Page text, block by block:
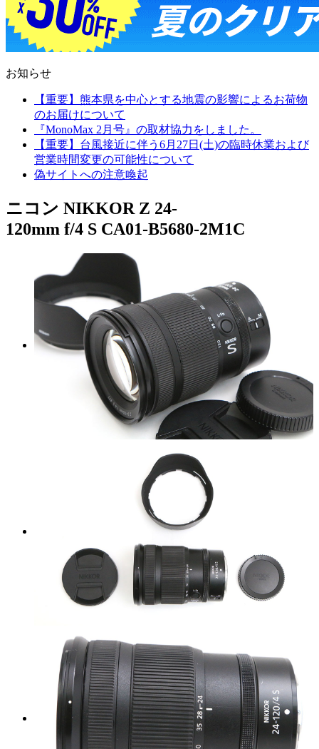
お知らせ
【重要】熊本県を中心とする地震の影響によるお荷物
のお届けについて
『MonoMax 2月号』の取材協力をしました。
【重要】台風接近に伴う6月27日(土)の臨時休業および
営業時間変更の可能性について
偽サイトへの注意喚起
ニコン NIKKOR Z 24-
120mm f/4 S CA01-B5680-2M1C